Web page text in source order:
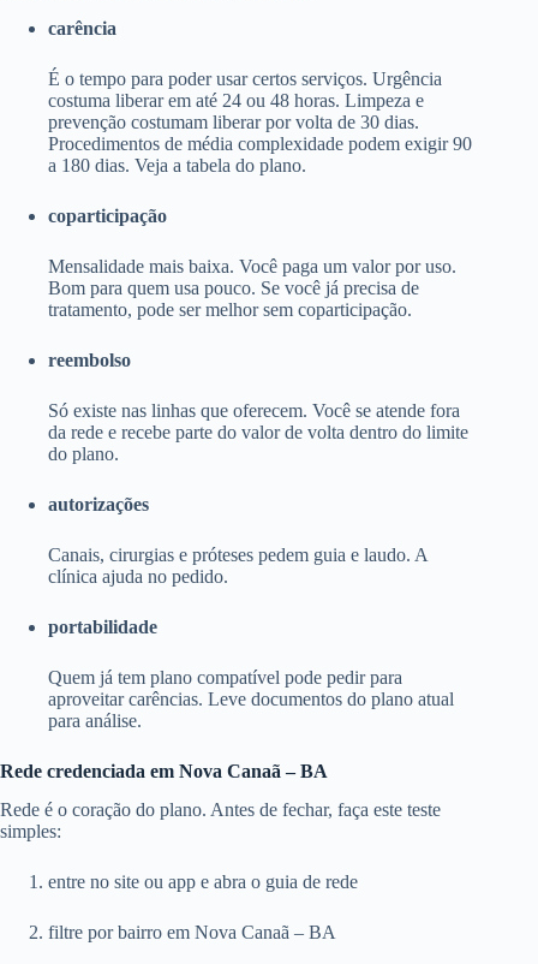
carência
É o tempo para poder usar certos serviços. Urgência
costuma liberar em até 24 ou 48 horas. Limpeza e
prevenção costumam liberar por volta de 30 dias.
Procedimentos de média complexidade podem exigir 90
a 180 dias. Veja a tabela do plano.
coparticipação
Mensalidade mais baixa. Você paga um valor por uso.
Bom para quem usa pouco. Se você já precisa de
tratamento, pode ser melhor sem coparticipação.
reembolso
Só existe nas linhas que oferecem. Você se atende fora
da rede e recebe parte do valor de volta dentro do limite
do plano.
autorizações
Canais, cirurgias e próteses pedem guia e laudo. A
clínica ajuda no pedido.
portabilidade
Quem já tem plano compatível pode pedir para
aproveitar carências. Leve documentos do plano atual
para análise.
Rede credenciada em Nova Canaã – BA
Rede é o coração do plano. Antes de fechar, faça este teste
simples:
entre no site ou app e abra o guia de rede
filtre por bairro em Nova Canaã – BA